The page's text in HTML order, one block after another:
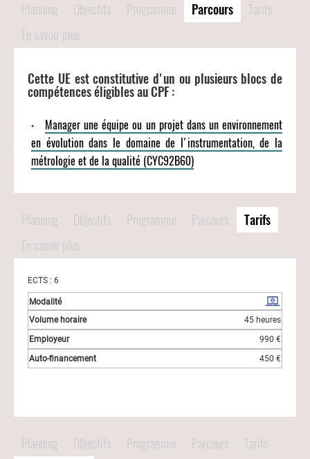
Planning Objectifs Programme Parcours
Tarifs
En savoir plus
Cette UE est constitutive d'un ou plusieurs blocs de
compétences éligibles au CPF :
Manager une équipe ou un projet dans un environnement
en évolution dans le domaine de l'instrumentation, de la
métrologie et de la qualité (CYC92B60)
Planning Objectifs Programme Parcours
Tarifs
En savoir plus
ECTS : 6
45 heures
990 €
450 €
Planning Objectifs Programme Parcours
Tarifs